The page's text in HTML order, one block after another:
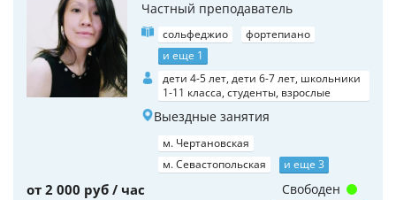
Частный преподаватель
сольфеджио
фортепиано
и еще 1
дети 4-5 лет, дети 6-7 лет, школьники
1-11 класса, студенты, взрослые
Выездные занятия
м. Чертановская
м. Севастопольская
и еще 3
от 2 000 руб / час Свободен